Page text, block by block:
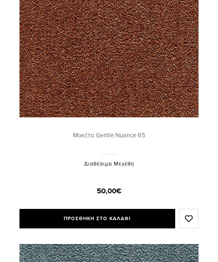
Μοκέτα Gentle Nuance 65
Διαθέσιμα Μεγέθη
50,00€
ΠΡΟΣΘΗΚΗ ΣΤΟ ΚΑΛΑΘΙ